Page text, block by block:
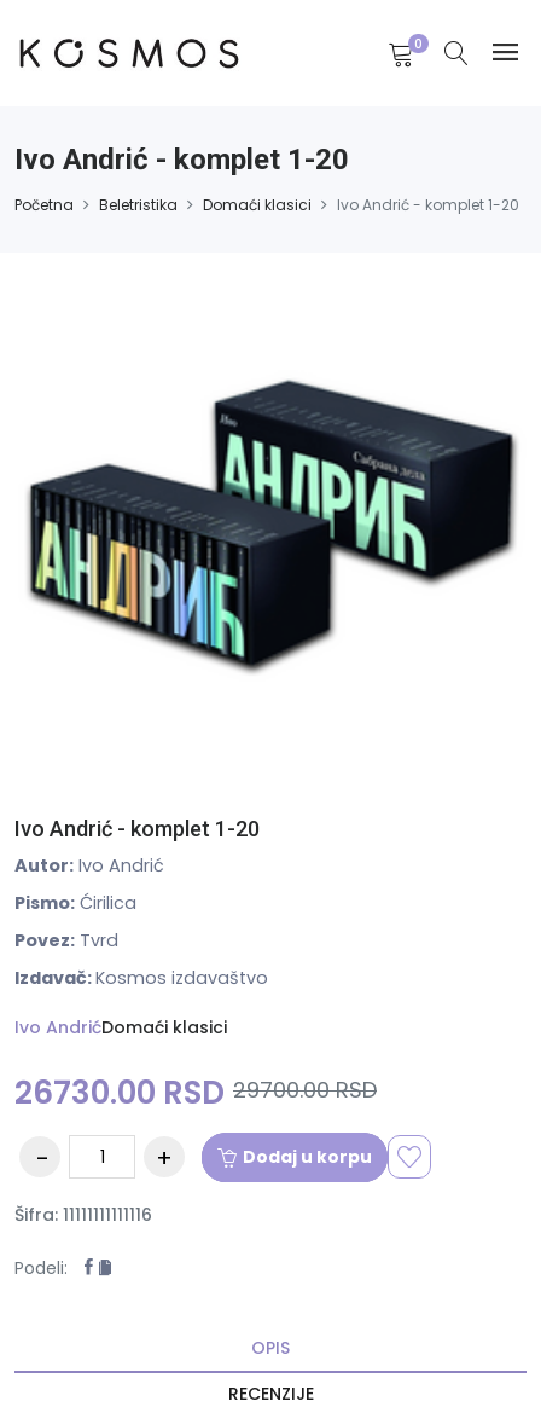
0
Ivo Andrić - komplet 1-20
Početna Beletristika Domaći klasici Ivo Andrić - komplet 1-20
Ivo Andrić - komplet 1-20
Autor: Ivo Andrić
Pismo: Ćirilica
Povez: Tvrd
Izdavač:Kosmos izdavaštvo
Ivo AndrićDomaći klasici
26730.00 RSD 29700.00 RSD
Dodaj u korpu
Šifra: 11111111111116
Podeli:
OPIS
RECENZIJE